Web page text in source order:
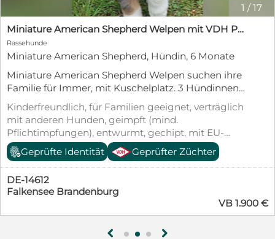
1 /17
Miniature American Shepherd Welpen mit VDH Papiere
Rassehunde
Miniature American Shepherd, Hündin, 6 Monate
Miniature American Shepherd Welpen suchen ihre
Familie für Immer, mit Kuschelplatz. 3 Hündinnen
in Farbe red und black c/w und 2 Rüden in blue
merle und schwarz c/w dürfen von Interessenten
besucht werden. Die Welpen wachsen mit der
Mama liebevoll in Haus u Garten auf und lernen
viele Altagsgeräusche und Menschen in
verschiedenen Alter kennen. Die Welpen sind bei
Abgabe mehrfach entwurmt, sind geschippt, nach
Alter geimpft mit EU Pass, haben
Augenuntersuchung. Bekommen Starterpakete
mit Infos und Futter für die nächsten Tage.
www.honeyflowers-miniature-american-
Kinderfreundlich, für Familien geeignet, verträglich
mit anderen Hunden, geimpft (mind.
Pflichtimpfungen), entwurmt, gechipt, mit EU-
Heimtierausweis, Welpenwurf
Geprüfte Identität Geprüfter Züchter
DE-14612
Falkensee Brandenburg
VB 1.900 €
g h